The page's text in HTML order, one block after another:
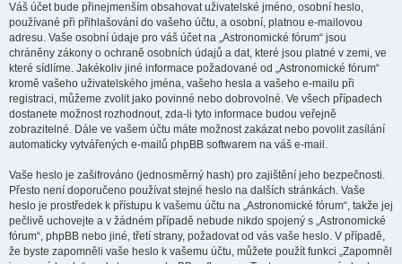
Váš účet bude přinejmenším obsahovat uživatelské jméno, osobní heslo,
používané při přihlašování do vašeho účtu, a osobní, platnou e-mailovou
adresu. Vaše osobní údaje pro váš účet na „Astronomické fórum“ jsou
chráněny zákony o ochraně osobních údajů a dat, které jsou platné v zemi, ve
které sídlíme. Jakékoliv jiné informace požadované od „Astronomické fórum“
kromě vašeho uživatelského jména, vašeho hesla a vašeho e-mailu při
registraci, můžeme zvolit jako povinné nebo dobrovolné. Ve všech případech
dostanete možnost rozhodnout, zda-li tyto informace budou veřejně
zobrazitelné. Dále ve vašem účtu máte možnost zakázat nebo povolit zasílání
automaticky vytvářených e-mailů phpBB softwarem na váš e-mail.
Vaše heslo je zašifrováno (jednosměrný hash) pro zajištění jeho bezpečnosti.
Přesto není doporučeno používat stejné heslo na dalších stránkách. Vaše
heslo je prostředek k přístupu k vašemu účtu na „Astronomické fórum“, takže jej
pečlivě uchovejte a v žádném případě nebude nikdo spojený s „Astronomické
fórum“, phpBB nebo jiné, třetí strany, požadovat od vás vaše heslo. V případě,
že byste zapomněli vaše heslo k vašemu účtu, můžete použít funkci „Zapomněl